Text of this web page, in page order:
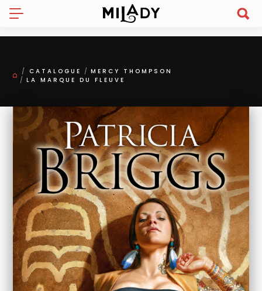
CATALOGUE
MERCY THOMPSON
LA MARQUE DU FLEUVE